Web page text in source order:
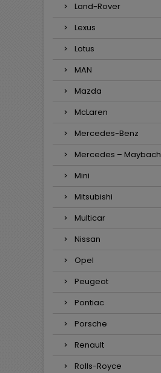
Land-Rover
Lexus
Lotus
MAN
Mazda
McLaren
Mercedes-Benz
Mercedes – Maybach
Mini
Mitsubishi
Multicar
Nissan
Opel
Peugeot
Pontiac
Porsche
Renault
Rolls-Royce